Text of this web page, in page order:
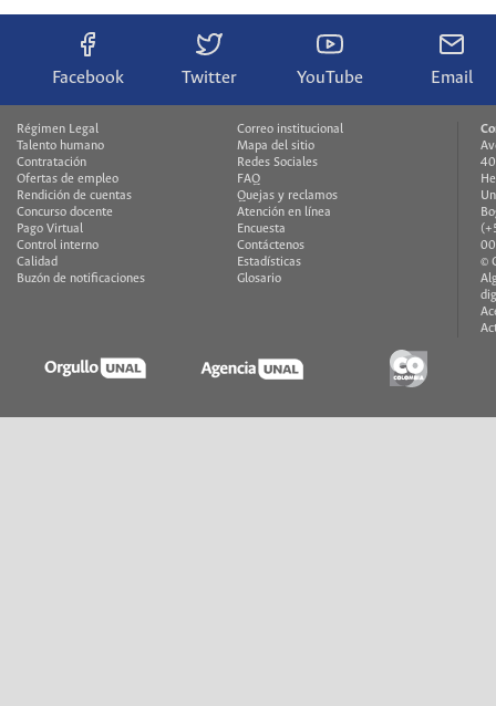
Facebook Twitter YouTube Email
Régimen Legal
Talento humano
Contratación
Ofertas de empleo
Rendición de cuentas
Concurso docente
Pago Virtual
Control interno
Calidad
Buzón de notificaciones
Correo institucional
Mapa del sitio
Redes Sociales
FAQ
Quejas y reclamos
Atención en línea
Encuesta
Contáctenos
Estadísticas
Glosario
©